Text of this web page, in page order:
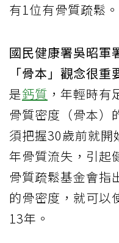
有1位有骨質疏鬆。
國民健康署吳昭軍
「骨本」觀念很重
是鈣質 ，年輕時
骨質密度（骨本）
須把握30歲前就開
年骨質流失，引起
骨質疏鬆基金會指
的骨密度，就可以
13年。